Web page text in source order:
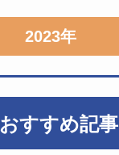
2023年
おすすめ記事